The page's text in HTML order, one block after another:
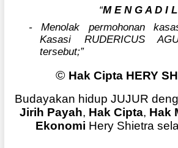
“M E N G A D I
- Menolak permohonan
Kasasi RUDERICUS
tersebut;”
© Hak Cipta HERY
Budayakan hidup JUJUR
Jirih Payah, Hak Cipta, Hak
Ekonomi Hery Shietra